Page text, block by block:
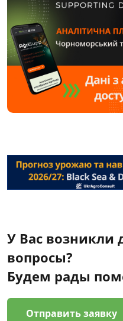
У Вас возникли
вопросы?
Будем рады
Отправить заявку